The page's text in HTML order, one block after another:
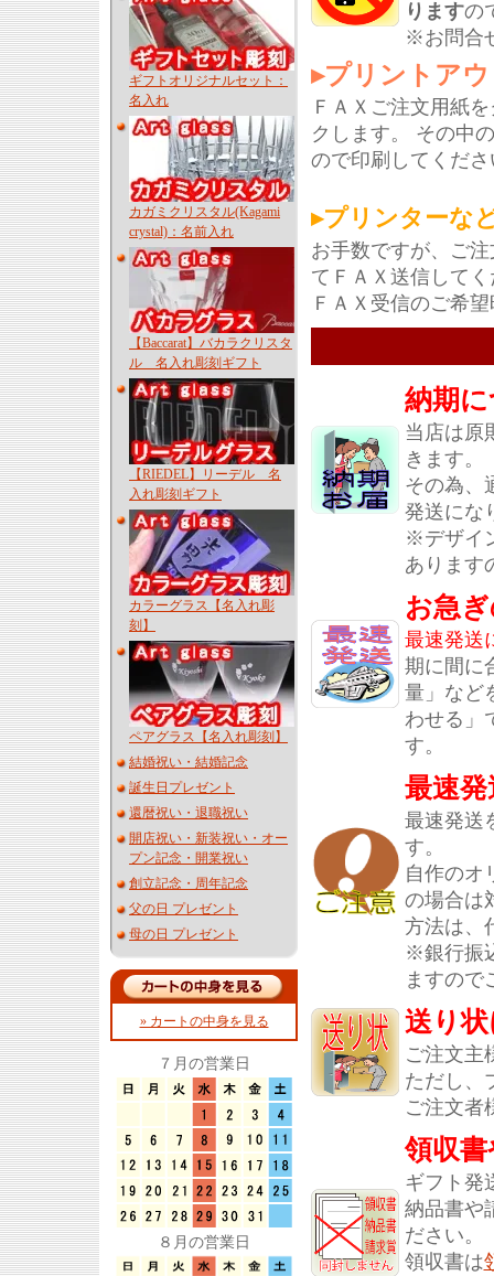
ギフトオリジナルセット：
名入れ
カガミクリスタル(Kagami
crystal)：名前入れ
【Baccarat】バカラクリスタ
ル 名入れ彫刻ギフト
【RIEDEL】リーデル 名
入れ彫刻ギフト
カラーグラス【名入れ彫
刻】
ペアグラス【名入れ彫刻】
結婚祝い・結婚記念
誕生日プレゼント
還暦祝い・退職祝い
開店祝い・新装祝い・オー
プン記念・開業祝い
創立記念・周年記念
父の日 プレゼント
母の日 プレゼント
» カートの中身を見る
７月の営業日
８月の営業日
りますの
※お問合
▸プリントア
ＦＡＸご注文用紙
クします。 その中
ので印刷してくださ
▸プリンターな
お手数ですが、ご
てＦＡＸ送信して
ＦＡＸ受信のご希
納期
当店は原
きます。
その為、
発送にな
※デザイ
あります
お急
最速発送
期に間に
量」など
わせる」
す。
最速
最速発送
す。
自作のオ
の場合は
方法は、
※銀行振
ますので
送り
ご注文主
ただし、
ご注文者
領収
ギフト発
納品書や
ださい。
領収書は